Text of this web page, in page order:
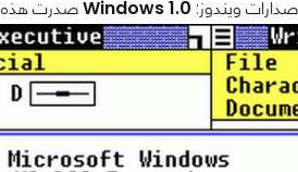
ويندوز: Windows 1.0صدرت هذه النسخة عام 1985 و هي اول